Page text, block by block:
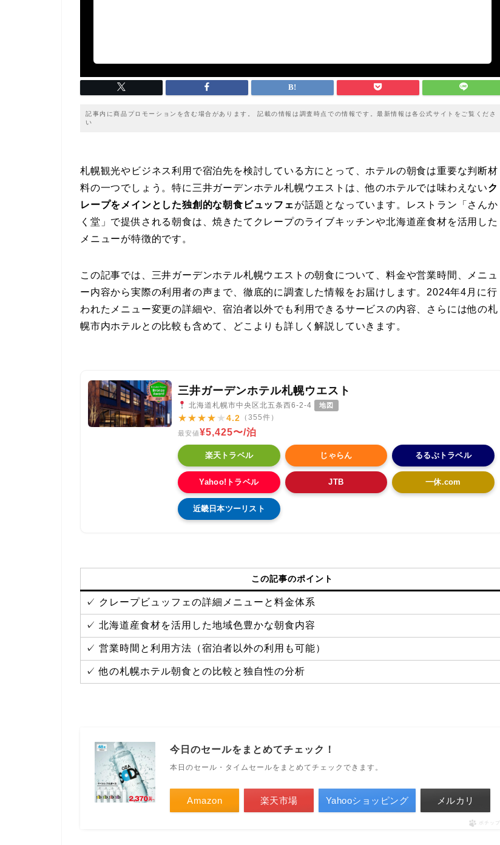
記事内に商品プロモーションを含む場合があります。 記載の情報は調査時点での情報です。最新情報は各公式サイトをご覧くださ
い
札幌観光やビジネス利用で宿泊先を検討している方にとって、ホテルの朝食は重要な判断材
料の一つでしょう。特に三井ガーデンホテル札幌ウエストは、他のホテルでは味わえないク
レープをメインとした独創的な朝食ビュッフェが話題となっています。レストラン「さんか
く堂」で提供される朝食は、焼きたてクレープのライブキッチンや北海道産食材を活用した
メニューが特徴的です。
この記事では、三井ガーデンホテル札幌ウエストの朝食について、料金や営業時間、メニュ
ー内容から実際の利用者の声まで、徹底的に調査した情報をお届けします。2024年4月に行
われたメニュー変更の詳細や、宿泊者以外でも利用できるサービスの内容、さらには他の札
幌市内ホテルとの比較も含めて、どこよりも詳しく解説していきます。
三井ガーデンホテル札幌ウエスト
北海道札幌市中央区北五条西6-2-4 地図
★★★★ ★4.2 （355件）
最安値¥5,425〜/泊
楽天トラベル じゃらん るるぶトラベル
Yahoo!トラベル JTB 一休.com
近畿日本ツーリスト
この記事のポイント
✓ クレープビュッフェの詳細メニューと料金体系
✓ 北海道産食材を活用した地域色豊かな朝食内容
✓ 営業時間と利用方法（宿泊者以外の利用も可能）
✓ 他の札幌ホテル朝食との比較と独自性の分析
今日のセールをまとめてチェック！
本日のセール・タイムセールをまとめてチェックできます。
Amazon 楽天市場 Yahooショッピング メルカリ
ポチップ